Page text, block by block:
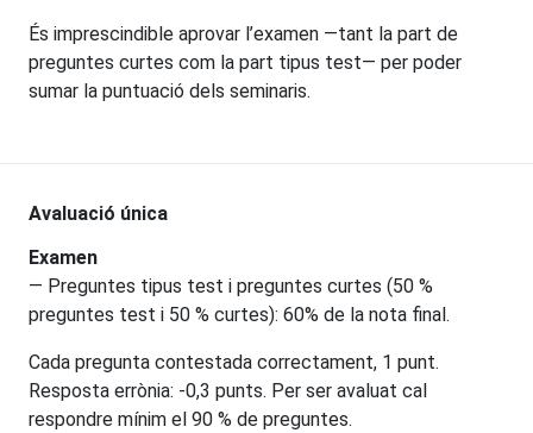
És imprescindible aprovar l’examen —tant la part de
preguntes curtes com la part tipus test— per poder
sumar la puntuació dels seminaris.
Avaluació única
Examen
— Preguntes tipus test i preguntes curtes (50 %
preguntes test i 50 % curtes): 60% de la nota final.
Cada pregunta contestada correctament, 1 punt.
Resposta errònia: -0,3 punts. Per ser avaluat cal
respondre mínim el 90 % de preguntes.